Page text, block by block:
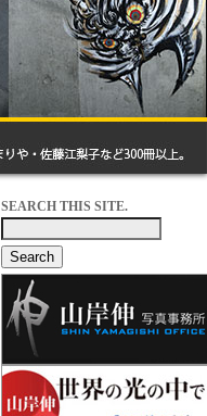
SEARCH THIS SITE.